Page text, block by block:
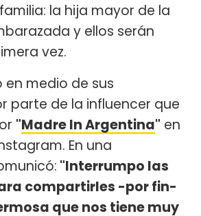
la hija mayor de la
y ellos serán
vez.
en medio de sus
parte de la influencer que
"Madre In Argentina" en
En una
"Interrumpo las
compartirles -por fin-
que nos tiene muy